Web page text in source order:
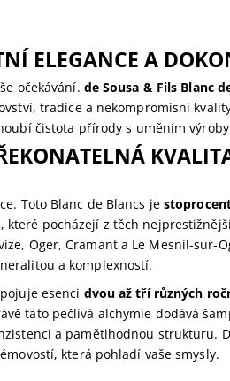
ELEGANCE A
očekávání. de Sousa & Fils Blanc
tradice a nekompromisní
čistota přírody s uměním
Toto Blanc de Blancs je
které pocházejí z těch
Oger, Cramant a Le Mesnil-sur-
a komplexností.
esenci dvou až tří různých
tato pečlivá alchymie dodává
a pamětihodnou strukturu.
která pohladí vaše smysly.